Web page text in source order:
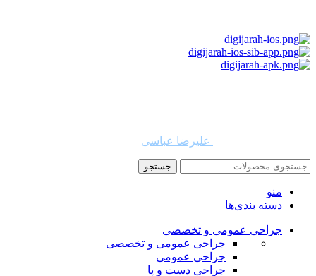
علیرضا عباسی
جستجو
منو
دسته بندی‌ها
جراحی عمومی و تخصصی
جراحی عمومی و تخصصی
جراحی عمومی
جراحی دست و پا